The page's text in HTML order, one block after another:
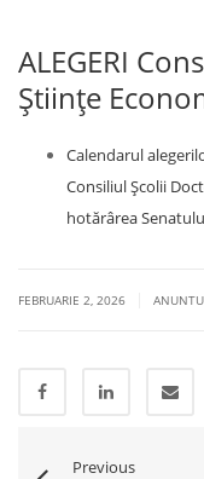
ALEGERI
Științe
Calendarul
Consiliul Școlii
hotărârea
FEBRUARIE 2, 2026
Previous